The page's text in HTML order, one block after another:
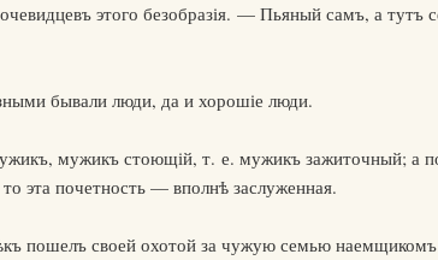
этого безобразія. — Пьяный самъ, а
бывали люди, да и хорошіе люди.
мужикъ стоющій, т. е. мужикъ зажиточный; а
эта почетность — вполнѣ заслуженная.
пошелъ своей охотой за чужую семью наемщикомъ